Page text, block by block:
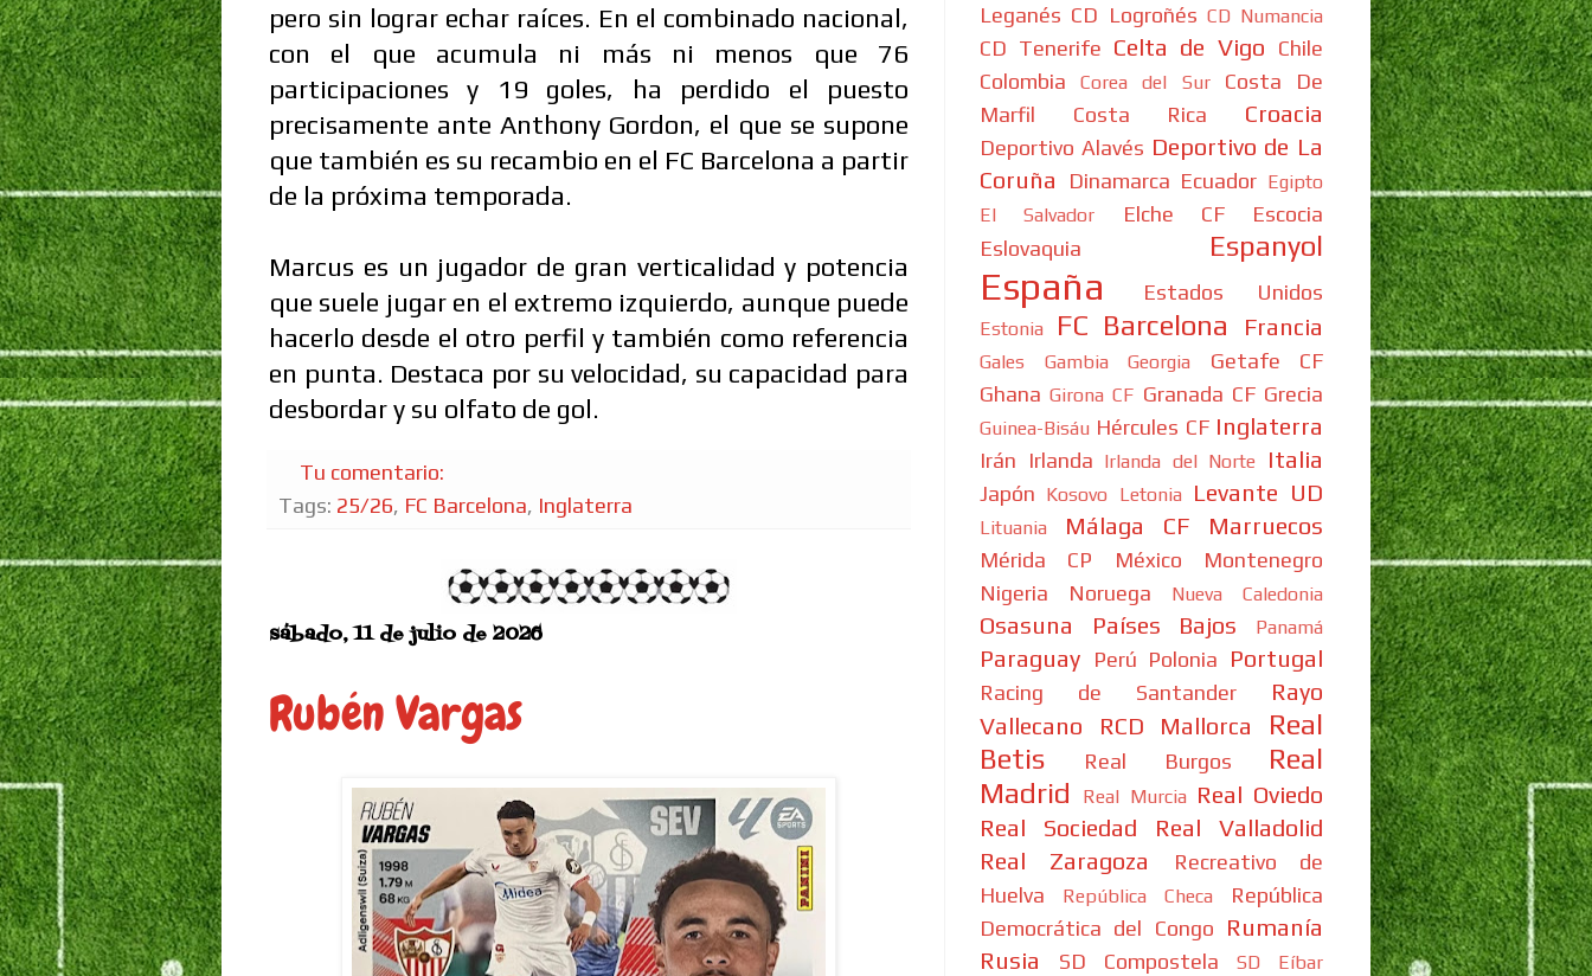
pero sin lograr echar raíces. En el combinado nacional,
con el que acumula ni más ni menos que 76
participaciones y 19 goles, ha perdido el puesto
precisamente ante Anthony Gordon, el que se supone
que también es su recambio en el FC Barcelona a partir
de la próxima temporada.
Marcus es un jugador de gran verticalidad y potencia
que suele jugar en el extremo izquierdo, aunque puede
hacerlo desde el otro perfil y también como referencia
en punta. Destaca por su velocidad, su capacidad para
desbordar y su olfato de gol.
Tu comentario:
Tags: 25/26, FC Barcelona, Inglaterra
sábado, 11 de julio de 2026
Rubén Vargas
Leganés CD Logroñés CD Numancia
CD Tenerife Celta de Vigo
Chile
Colombia
Corea del Sur
Costa De
Marfil
Costa Rica Croacia
Deportivo Alavés Deportivo de La
Coruña
Dinamarca Ecuador Egipto
El Salvador
Elche CF
Escocia
Eslovaquia
Espanyol
España Estados Unidos
Estonia FC Barcelona Francia
Gales Gambia Georgia
Getafe CF
Ghana Girona CF Granada CF Grecia
Guinea-Bisáu Hércules CF Inglaterra
Irán Irlanda Irlanda del Norte Italia
Japón Kosovo Letonia Levante UD
Lituania Málaga CF Marruecos
Mérida CP México
Montenegro
Nigeria
Noruega Nueva Caledonia
Osasuna Países Bajos Panamá
Paraguay Perú Polonia Portugal
Racing de Santander
Rayo
Vallecano
RCD Mallorca
Real
Betis
Real Burgos
Real
Madrid
Real Murcia Real Oviedo
Real Sociedad
Real Valladolid
Real Zaragoza
Recreativo de
Huelva
República Checa
República
Democrática del Congo
Rumanía
Rusia
SD Compostela SD Eíbar